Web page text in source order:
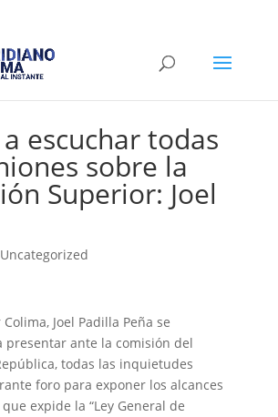
escuchar todas
sobre la
Superior: Joel
Uncategorized
Joel Padilla Peña se
presentar ante la comisión del
todas las inquietudes
foro para exponer los alcances
expide la “Ley General de